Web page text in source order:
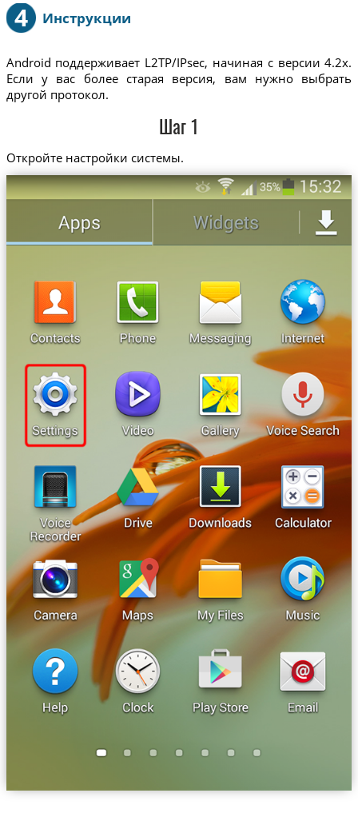
4 Инструкции
Android поддерживает L2TP/IPsec, начиная с версии 4.2x.
Если у вас более старая версия, вам нужно выбрать
другой протокол.
Шаг 1
Откройте настройки системы.